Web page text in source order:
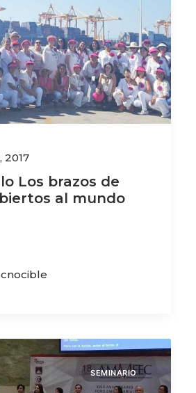
2017
Los brazos de
al mundo
SEMINARIO